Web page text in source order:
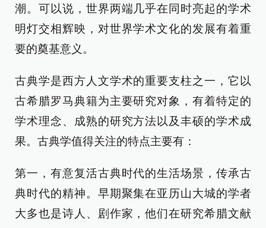
潮。可以说，世界两端几乎在同时亮起的学术
明灯交相辉映，对世界学术文化的发展有着重
要的奠基意义。
古典学是西方人文学术的重要支柱之一，它以
古希腊罗马典籍为主要研究对象，有着特定的
学术理念、成熟的研究方法以及丰硕的学术成
果。古典学值得关注的特点主要有：
第一，有意复活古典时代的生活场景，传承古
典时代的精神。早期聚集在亚历山大城的学者
大多也是诗人、剧作家，他们在研究希腊文献